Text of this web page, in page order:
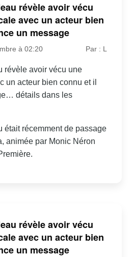
révèle avoir vécu
avec un acteur bien
un message
à 02:20 Par : L
révèle avoir vécu une
un acteur bien connu et il
détails dans les
était récemment de passage
animée par Monic Néron
révèle avoir vécu
avec un acteur bien
un message